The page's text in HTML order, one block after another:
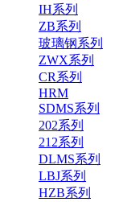
IH系列
ZB系列
玻璃钢系列
ZWX系列
CR系列
HRM
SDMS系列
202系列
212系列
DLMS系列
LBJ系列
HZB系列